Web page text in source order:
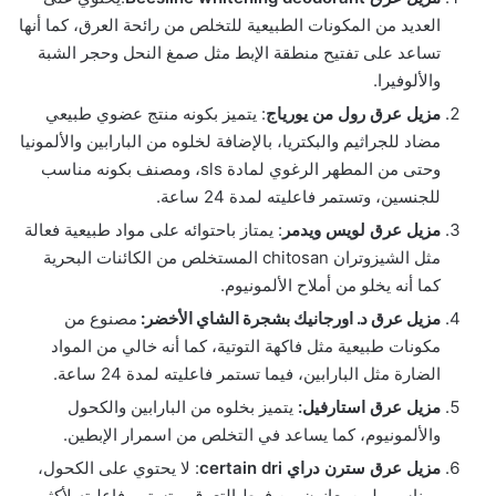
العديد من المكونات الطبيعية للتخلص من رائحة العرق، كما أنها
تساعد على تفتيح منطقة الإبط مثل صمغ النحل وحجر الشبة
والألوفيرا.
مزيل عرق رول من يورياج: يتميز بكونه منتج عضوي طبيعي
مضاد للجراثيم والبكتريا، بالإضافة لخلوه من البارابين والألمونيا
وحتى من المطهر الرغوي لمادة sls، ومصنف بكونه مناسب
للجنسين، وتستمر فاعليته لمدة 24 ساعة.
مزيل عرق لويس ويدمر : يمتاز باحتوائه على مواد طبيعية فعالة
مثل الشيزوتران chitosan المستخلص من الكائنات البحرية
كما أنه يخلو من أملاح الألمونيوم.
مزيل عرق د. اورجانيك بشجرة الشاي الأخضر: مصنوع من
مكونات طبيعية مثل فاكهة التوتية، كما أنه خالي من المواد
الضارة مثل البارابين، فيما تستمر فاعليته لمدة 24 ساعة.
مزيل عرق استارفيل: يتميز بخلوه من البارابين والكحول
والألمونيوم، كما يساعد في التخلص من اسمرار الإبطين.
مزيل عرق سترن دراي certain dri
: لا يحتوي على الكحول،